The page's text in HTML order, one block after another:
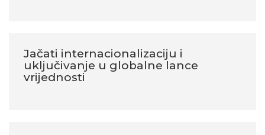
Jačati internacionalizaciju i
uključivanje u globalne lance
vrijednosti